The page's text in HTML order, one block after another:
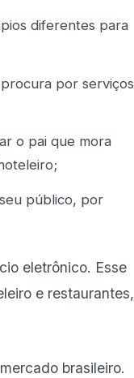
diferentes para
por serviços
o pai que mora
público, por
eletrônico. Esse
e restaurantes,
brasileiro.